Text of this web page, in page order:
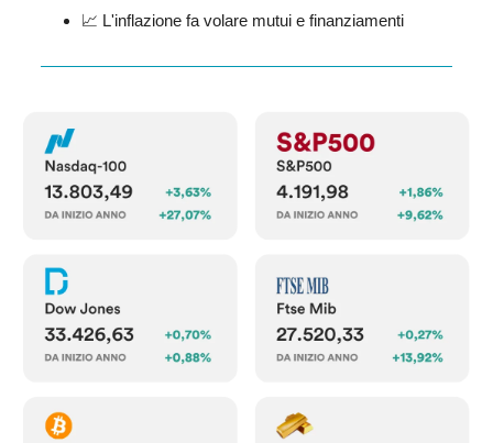
📈 L'inflazione fa volare mutui e finanziamenti